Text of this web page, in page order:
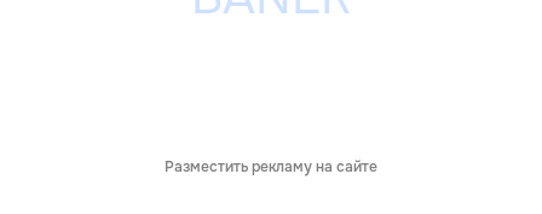
Разместить рекламу на сайте